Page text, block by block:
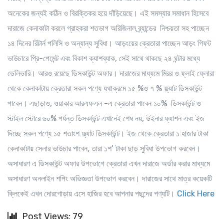
অনেকের জন্যই কঠিন ও বিরক্তিকর হয়ে দাঁড়িয়েছে। এই সমস্যার সমাধান হিসেবে
দারাজে কেনাকাটা করলে গ্রাহকরা শতভাগ অরিজিনাল ব্র্যান্ডের নিশ্চয়তা সহ পাচ্ছেন
১৪ দিনের রিটার্ন পলিসি ও অন্যান্য সুবিধা। আড়ংয়ের ক্রেতারা পাচ্ছেন আড়ং গিফট
ভাউচারে প্রি-পেমেন্ট এবং বিকাশ ক্যাশব্যাক, সেই সাথে থাকছে ২৪ ঘন্টার মধ্যে
ডেলিভারি। আরও রয়েছে ডিসকাউন্ট অফার। দারাজের মাধ্যমে মিরর ও ফ্লাই ফ্লোরা
থেকে কেনাকাটায় ক্রেতারা সকল পণ্যে যথাক্রমে ১৫ %ও ৭ % ফ্ল্যাট ডিসকাউন্ট
পাবেন। এছাড়াও, ওয়াকার আরএফএল -এ ক্রেতারা পাবেন ১০% ডিসকাউন্ট ও
স্টাইল স্টোরে ৬০% পর্যন্ত ডিসকাউন্ট এখানেই শেষ নয়, উইনার ফ্যাশন এবং ইজ
দিচ্ছে সকল পণ্যে ১৫ শতাংশ ফ্ল্যাট ডিসকাউন্ট। ইজ থেকে ক্রেতারা ১ হাজার টাকা
কেনাকাটায় সেলার ভাউচার পাবেন, তারা ১শ’ টাকা ছাড় সুবিধা উপভোগ করবেন।
অসাধারণ এ ডিসকাউন্ট অফার উপভোগে ক্রেতারা এখন দারাজে অর্ডার করার মাধ্যমে
অসাধারণ অনলাইন শপিং অভিজ্ঞতা উপভোগ করবেন। দারাজের সাথে মাত্র কয়েকটি
ক্লিকেই এখন দোরগোড়ায় এসে হাজির হবে আপনার পছন্দের পণ্যটি। Click Here
Post Views: 79